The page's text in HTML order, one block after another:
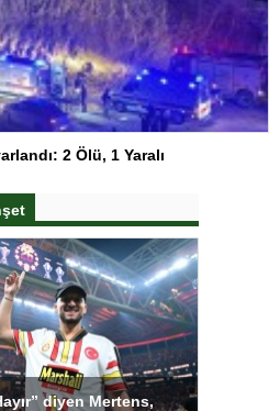
2 Ölü, 1 Yaralı
diyen Mertens,